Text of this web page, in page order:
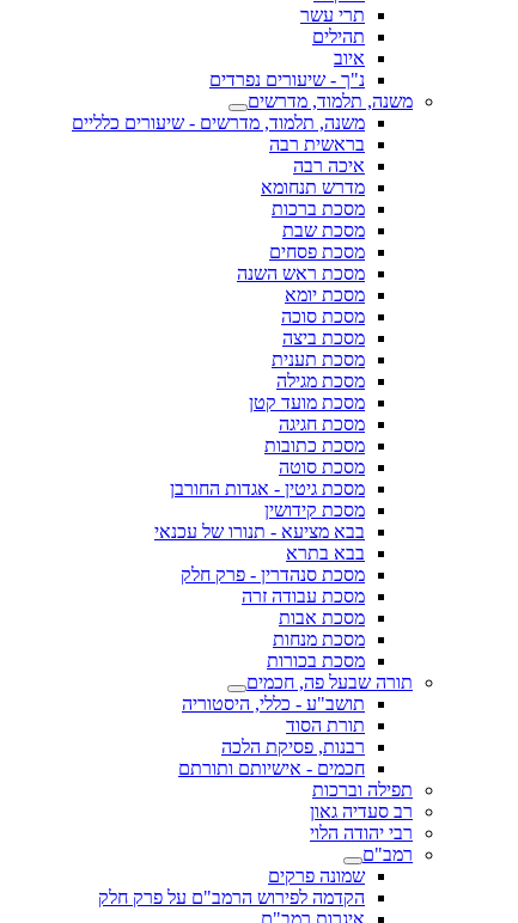
תרי עשר
תהילים
איוב
נ"ך - שיעורים נפרדים
משנה, תלמוד, מדרשים
משנה, תלמוד, מדרשים - שיעורים כלליים
בראשית רבה
איכה רבה
מדרש תנחומא
מסכת ברכות
מסכת שבת
מסכת פסחים
מסכת ראש השנה
מסכת יומא
מסכת סוכה
מסכת ביצה
מסכת תענית
מסכת מגילה
מסכת מועד קטן
מסכת חגיגה
מסכת כתובות
מסכת סוטה
מסכת גיטין - אגדות החורבן
מסכת קידושין
בבא מציעא - תנורו של עכנאי
בבא בתרא
מסכת סנהדרין - פרק חלק
מסכת עבודה זרה
מסכת אבות
מסכת מנחות
מסכת בכורות
תורה שבעל פה, חכמים
תושב"ע - כללי, היסטוריה
תורת הסוד
רבנות, פסיקת הלכה
חכמים - אישיותם ותורתם
תפילה וברכות
רב סעדיה גאון
רבי יהודה הלוי
רמב"ם
שמונה פרקים
הקדמה לפירוש הרמב"ם על פרק חלק
איגרות רמב"ם